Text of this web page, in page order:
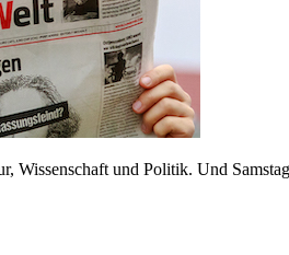
Wissenschaft und Politik. Und